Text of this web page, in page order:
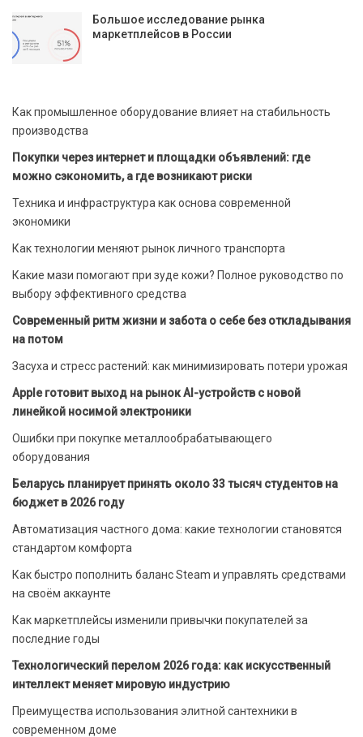
Большое исследование рынка
маркетплейсов в России
Как промышленное оборудование влияет на стабильность
производства
Покупки через интернет и площадки объявлений: где
можно сэкономить, а где возникают риски
Техника и инфраструктура как основа современной
экономики
Как технологии меняют рынок личного транспорта
Какие мази помогают при зуде кожи? Полное руководство по
выбору эффективного средства
Современный ритм жизни и забота о себе без откладывания
на потом
Засуха и стресс растений: как минимизировать потери урожая
Apple готовит выход на рынок AI-устройств с новой
линейкой носимой электроники
Ошибки при покупке металлообрабатывающего
оборудования
Беларусь планирует принять около 33 тысяч студентов на
бюджет в 2026 году
Автоматизация частного дома: какие технологии становятся
стандартом комфорта
Как быстро пополнить баланс Steam и управлять средствами
на своём аккаунте
Как маркетплейсы изменили привычки покупателей за
последние годы
Технологический перелом 2026 года: как искусственный
интеллект меняет мировую индустрию
Преимущества использования элитной сантехники в
современном доме